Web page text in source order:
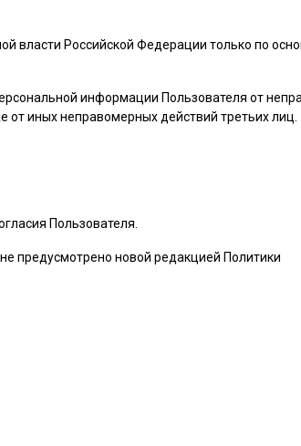
власти Российской Федерации только по
информации Пользователя от
от иных неправомерных действий третьих лиц.
Пользователя
предусмотрено новой редакцией Политики